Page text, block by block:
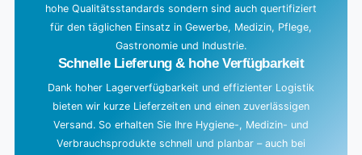
hohe Qualitätsstandards sondern sind auch quertifiziert
für den täglichen Einsatz in Gewerbe, Medizin, Pflege,
Gastronomie und Industrie.
Schnelle Lieferung & hohe Verfügbarkeit
Dank hoher Lagerverfügbarkeit und effizienter Logistik
bieten wir kurze Lieferzeiten und einen zuverlässigen
Versand. So erhalten Sie Ihre Hygiene-, Medizin- und
Verbrauchsprodukte schnell und planbar – auch bei